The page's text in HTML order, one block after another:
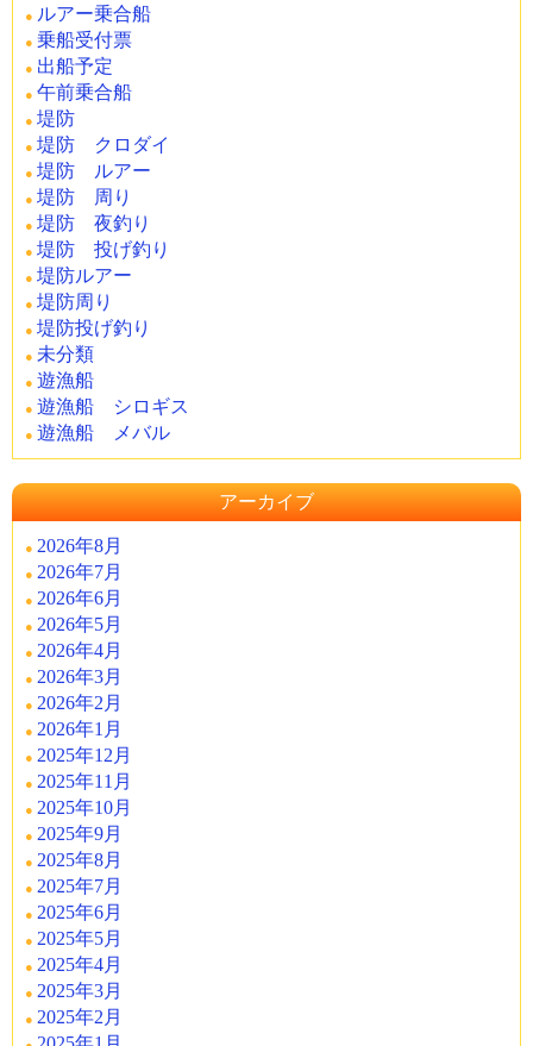
ルアー乗合船
乗船受付票
出船予定
午前乗合船
堤防
堤防 クロダイ
堤防 ルアー
堤防 周り
堤防 夜釣り
堤防 投げ釣り
堤防ルアー
堤防周り
堤防投げ釣り
未分類
遊漁船
遊漁船 シロギス
遊漁船 メバル
アーカイブ
2026年8月
2026年7月
2026年6月
2026年5月
2026年4月
2026年3月
2026年2月
2026年1月
2025年12月
2025年11月
2025年10月
2025年9月
2025年8月
2025年7月
2025年6月
2025年5月
2025年4月
2025年3月
2025年2月